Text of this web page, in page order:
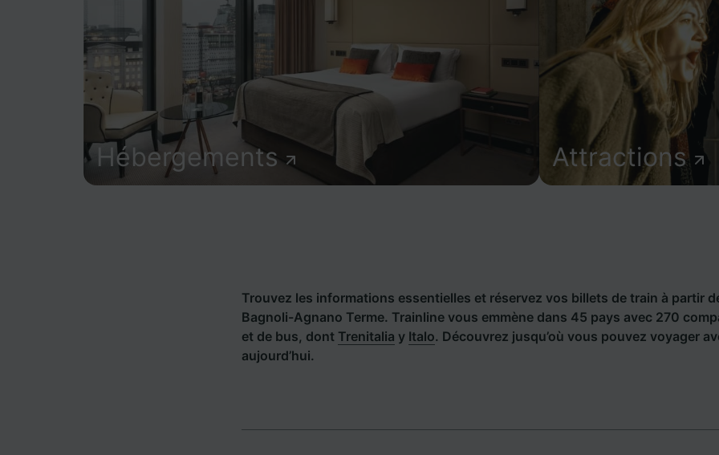
Hébergements Attractions
Trouvez les informations essentielles et réservez vos billets de train à partir
Bagnoli-Agnano Terme. Trainline vous emmène dans 45 pays avec 270
et de bus, dont Trenitalia y Italo. Découvrez jusqu’où vous pouvez voyager
aujourd’hui.